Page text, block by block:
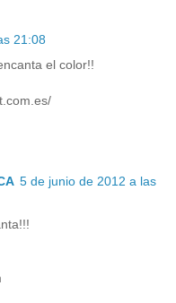
21:08
el color!!
5 de junio de 2012 a las